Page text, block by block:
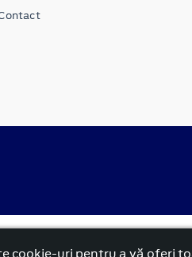
cookie-uri pentru a vă oferi